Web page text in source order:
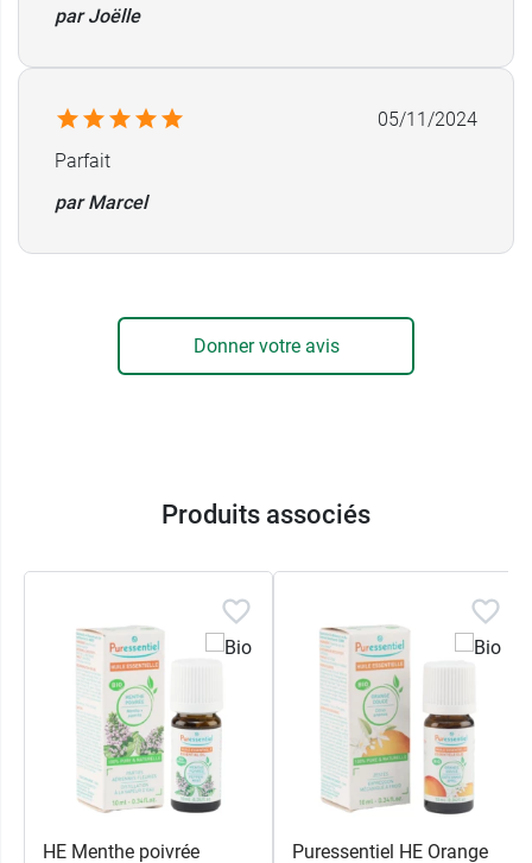
Tenir hors de portée des enfants.
À conserver à l'abri de la lumière, de l'air et de la
Conditionnement :flacon de 10 ou 30 ml.
bio de Mandarine verte ( Citrus reticulata
bienfaits de l'huile de Citron
dans notre fiche consacrée à l'aromathérapie.
Fabricant
PURESSENTIEL
122 Boulevard Exelmans
75016 Paris
France
01 44 40 55 00
par Joëlle
05/11/2024
Parfait
par Marcel
Donner votre avis
Produits associés
HE Menthe poivrée
Puressentiel HE Orange